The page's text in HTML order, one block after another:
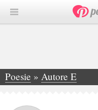
Poesie » Autore E
»Eva Rando